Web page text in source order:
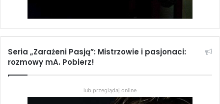
Seria „Zarażeni Pasją”: Mistrzowie i pasjonaci:
rozmowy mA. Pobierz!
lub przeglądaj online